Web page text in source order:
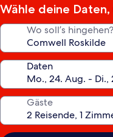
Wähle deine Daten,
Wo soll’s hingehen?
Daten
Gäste